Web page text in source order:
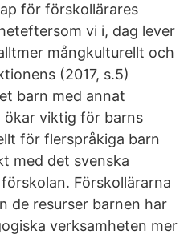
för förskollärares
vi i, dag lever
mångkulturellt och
(2017, s.5)
barn med annat
ökar viktig för barns
för flerspråkiga barn
med det svenska
Förskollärarna
de resurser barnen har
verksamheten mer